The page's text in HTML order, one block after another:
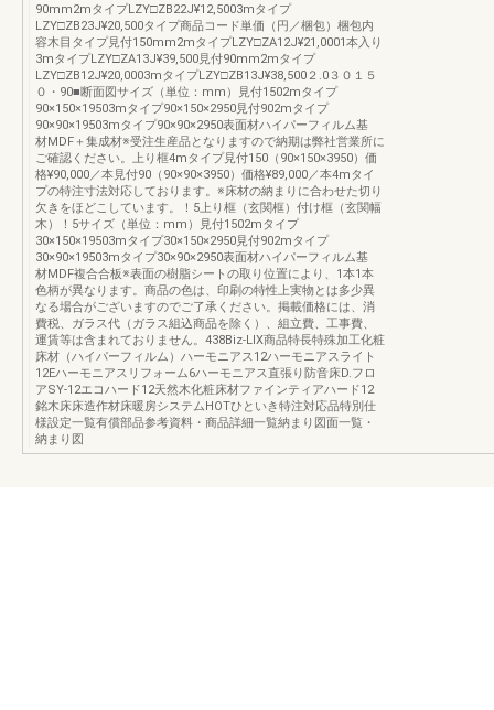
90mm2mタイプLZY□ZB22J¥12,5003mタイプ
LZY□ZB23J¥20,500タイプ商品コード単価（円／梱包）梱包内
容木目タイプ見付150mm2mタイプLZY□ZA12J¥21,0001本入り
3mタイプLZY□ZA13J¥39,500見付90mm2mタイプ
LZY□ZB12J¥20,0003mタイプLZY□ZB13J¥38,500２.0３０１５
０・90■断面図サイズ（単位：mm）見付1502mタイプ
90×150×19503mタイプ90×150×2950見付902mタイプ
90×90×19503mタイプ90×90×2950表面材ハイパーフィルム基
材MDF＋集成材※受注生産品となりますので納期は弊社営業所に
ご確認ください。上り框4mタイプ見付150（90×150×3950）価
格¥90,000／本見付90（90×90×3950）価格¥89,000／本4mタイ
プの特注寸法対応しております。※床材の納まりに合わせた切り
欠きをほどこしています。！5上り框（玄関框）付け框（玄関幅
木）！5サイズ（単位：mm）見付1502mタイプ
30×150×19503mタイプ30×150×2950見付902mタイプ
30×90×19503mタイプ30×90×2950表面材ハイパーフィルム基
材MDF複合合板※表面の樹脂シートの取り位置により、1本1本
色柄が異なります。商品の色は、印刷の特性上実物とは多少異
なる場合がございますのでご了承ください。掲載価格には、消
費税、ガラス代（ガラス組込商品を除く）、組立費、工事費、
運賃等は含まれておりません。438Biz-LIX商品特長特殊加工化粧
床材（ハイパーフィルム）ハーモニアス12ハーモニアスライト
12Eハーモニアスリフォーム6ハーモニアス直張り防音床D.フロ
アSY-12エコハード12天然木化粧床材ファインティアハード12
銘木床床造作材床暖房システムHOTひといき特注対応品特別仕
様設定一覧有償部品参考資料・商品詳細一覧納まり図面一覧・
納まり図